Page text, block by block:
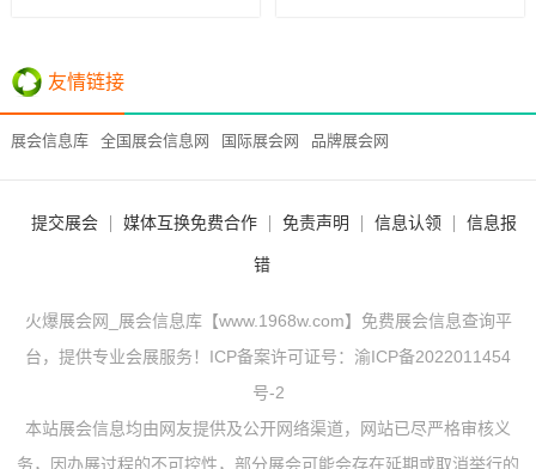
友情链接
展会信息库 全国展会信息网 国际展会网 品牌展会网
提交展会 媒体互换免费合作 免责声明 信息认领 信息报
错
火爆展会网_展会信息库【www.1968w.com】免费展会信息查询平
台，提供专业会展服务！ICP备案许可证号： 渝ICP备2022011454
号-2
本站展会信息均由网友提供及公开网络渠道，网站已尽严格审核义
务，因办展过程的不可控性，部分展会可能会存在延期或取消举行的